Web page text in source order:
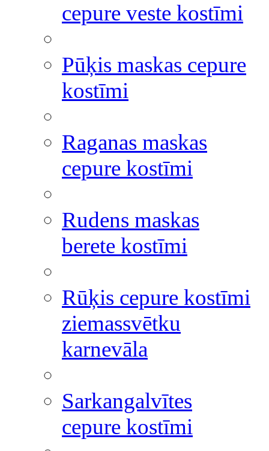
cepure veste kostīmi
Pūķis maskas cepure
kostīmi
Raganas maskas
cepure kostīmi
Rudens maskas
berete kostīmi
Rūķis cepure kostīmi
ziemassvētku
karnevāla
Sarkangalvītes
cepure kostīmi